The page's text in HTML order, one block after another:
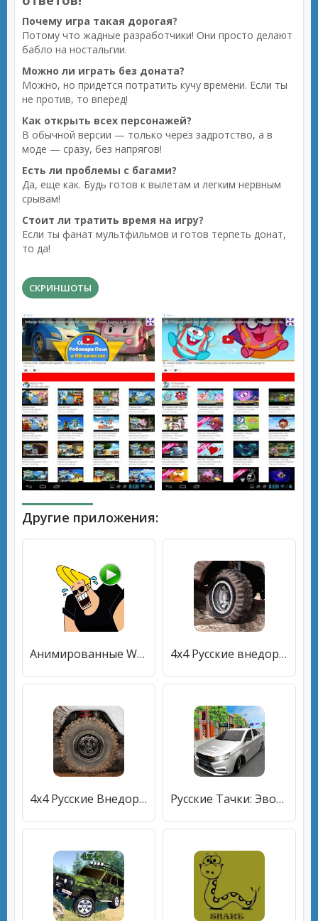
Почему игра такая дорогая?
Потому что жадные разработчики! Они просто делают
бабло на ностальгии.
Можно ли играть без доната?
Можно, но придется потратить кучу времени. Если ты
не против, то вперед!
Как открыть всех персонажей?
В обычной версии — только через задротство, а в
моде — сразу, без напрягов!
Есть ли проблемы с багами?
Да, еще как. Будь готов к вылетам и легким нервным
срывам!
Стоит ли тратить время на игру?
Если ты фанат мультфильмов и готов терпеть донат,
то да!
СКРИНШОТЫ
Другие приложения:
Анимированные WAstickerApps Мультфильмы Мемы 4х4 Русские внедорожники 2016
4х4 Русские Внедорожники 2 Русские Тачки: Эволюция